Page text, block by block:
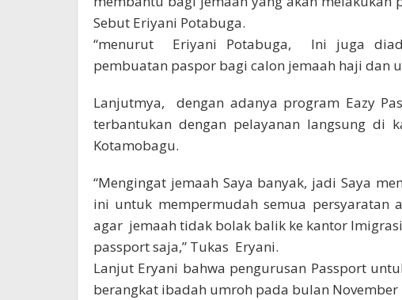
Sebut Eriyani Potabuga.
“menurut Eriyani Potabuga, Ini juga
pembuatan paspor bagi calon jemaah haji dan
Lanjutmya, dengan adanya program Eazy
terbantukan dengan pelayanan langsung di
Kotamobagu.
“Mengingat jemaah Saya banyak, jadi Saya
ini untuk mempermudah semua persyaratan
agar jemaah tidak bolak balik ke kantor
passport saja,” Tukas Eryani.
Lanjut Eryani bahwa pengurusan Passport
berangkat ibadah umroh pada bulan November